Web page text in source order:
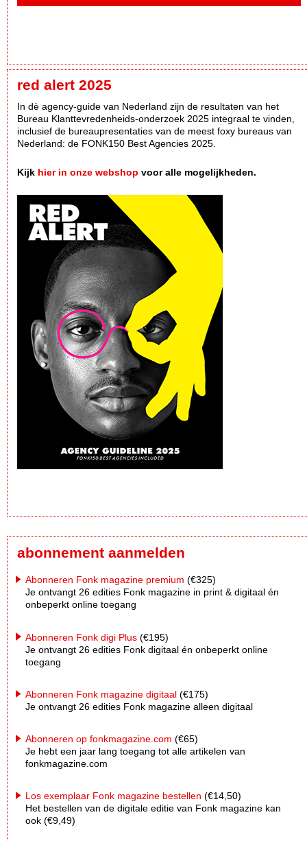
red alert 2025
In dè agency-guide van Nederland zijn de resultaten van het
Bureau Klanttevredenheids-onderzoek 2025 integraal te vinden,
inclusief de bureaupresentaties van de meest foxy bureaus van
Nederland: de FONK150 Best Agencies 2025.
Kijk hier in onze webshop voor alle mogelijkheden.
abonnement aanmelden
Abonneren Fonk magazine premium (€325)
Je ontvangt 26 edities Fonk magazine in print & digitaal én
onbeperkt online toegang
Abonneren Fonk digi Plus (€195)
Je ontvangt 26 edities Fonk digitaal én onbeperkt online
toegang
Abonneren Fonk magazine digitaal (€175)
Je ontvangt 26 edities Fonk magazine alleen digitaal
Abonneren op fonkmagazine.com (€65)
Je hebt een jaar lang toegang tot alle artikelen van
fonkmagazine.com
Los exemplaar Fonk magazine bestellen (€14,50)
Het bestellen van de digitale editie van Fonk magazine kan
ook (€9,49)